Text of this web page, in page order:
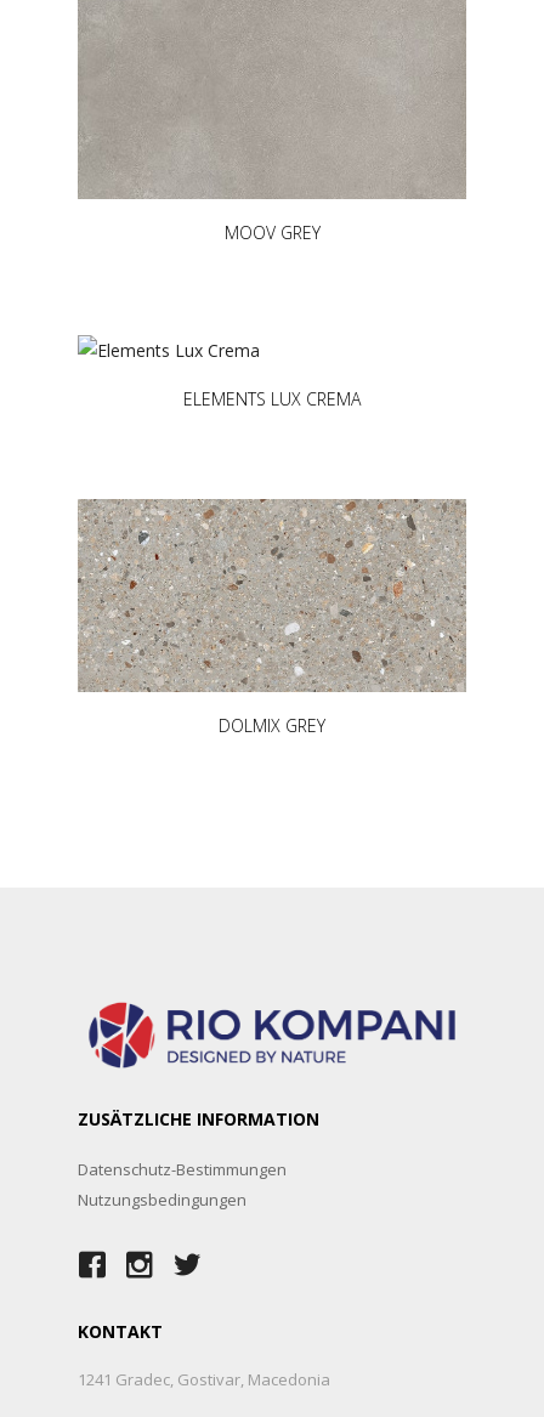
MOOV GREY
ELEMENTS LUX CREMA
DOLMIX GREY
ZUSÄTZLICHE INFORMATION
Datenschutz-Bestimmungen
Nutzungsbedingungen
KONTAKT
1241 Gradec, Gostivar, Macedonia